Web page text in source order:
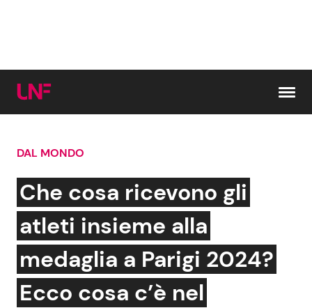
Cerca:
News e Cronaca
Attualità Italiana
Dal Mondo
Gossip e TV
Bellezze VIP
Coppie VIP
DAL MONDO
Che cosa ricevono gli
atleti insieme alla
medaglia a Parigi 2024?
Ecco cosa c’è nel